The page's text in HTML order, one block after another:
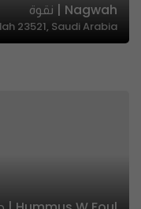
Nagwah | نقوة
23521, Saudi Arabia